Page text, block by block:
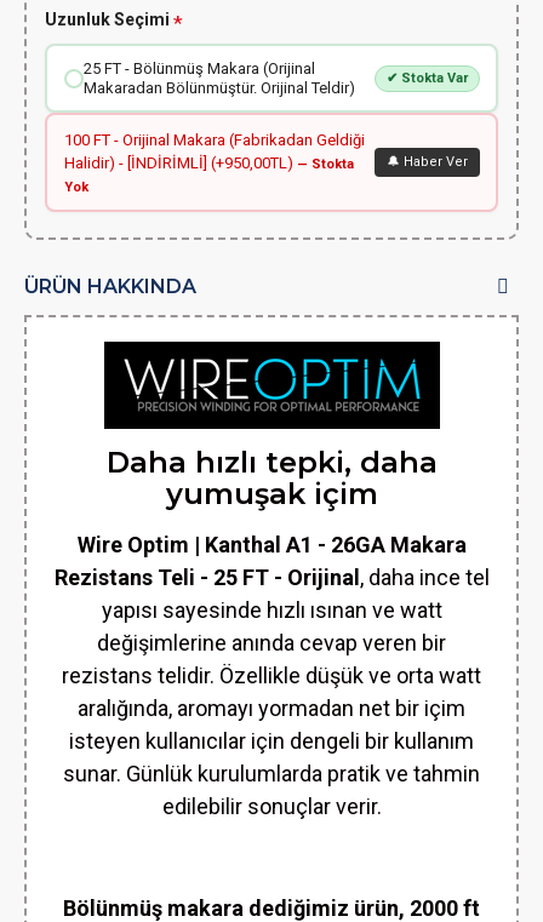
Uzunluk Seçimi
25 FT - Bölünmüş Makara (Orijinal
Makaradan Bölünmüştür. Orijinal Teldir)
✔ Stokta Var
100 FT - Orijinal Makara (Fabrikadan Geldiği
Halidir) - [İNDİRİMLİ] (+950,00TL) — Stokta
Yok
🔔 Haber Ver
ÜRÜN HAKKINDA
Daha hızlı tepki, daha
yumuşak içim
Wire Optim | Kanthal A1 - 26GA Makara
Rezistans Teli - 25 FT - Orijinal , daha ince tel
yapısı sayesinde hızlı ısınan ve watt
değişimlerine anında cevap veren bir
rezistans telidir. Özellikle düşük ve orta watt
aralığında, aromayı yormadan net bir içim
isteyen kullanıcılar için dengeli bir kullanım
sunar. Günlük kurulumlarda pratik ve tahmin
edilebilir sonuçlar verir.
Bölünmüş makara dediğimiz ürün, 2000 ft